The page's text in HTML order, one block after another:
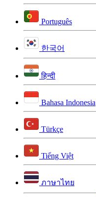
Português
한국어
हिन्दी
Bahasa Indonesia
Türkçe
Tiếng Việt
ภาษาไทย